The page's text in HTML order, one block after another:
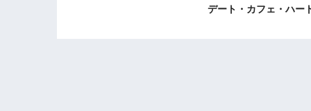
デート・カフェ・ハー